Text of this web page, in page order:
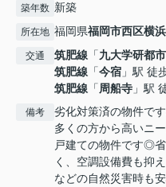
築年数 新築
所在地 福岡県福岡市西区横浜
交通 筑肥線 「九大学研都市
筑肥線 「今宿 」駅 徒
筑肥線 「周船寺 」駅
備考
劣化対策済の物件で
多くの方から高いニ
戸建ての物件です◎
く、空調設備費も抑
などの自然災害時も